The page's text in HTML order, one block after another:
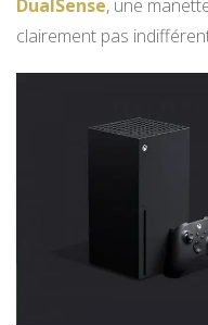
DualSense, une
clairement pas